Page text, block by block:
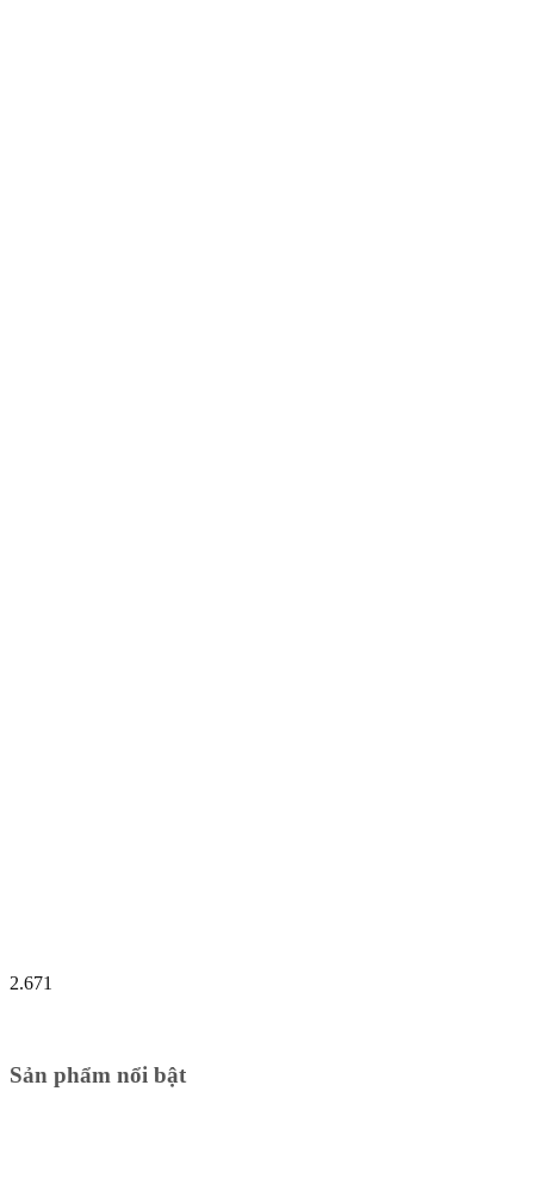
2.671
Sản phẩm nổi bật